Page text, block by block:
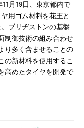
月19日、東京都内で
用ゴム材料を花王と
ブリヂストンの基盤
制御技術の組み合わせ
り多く含ませることの
の新材料を使用するこ
高めたタイヤを開発で